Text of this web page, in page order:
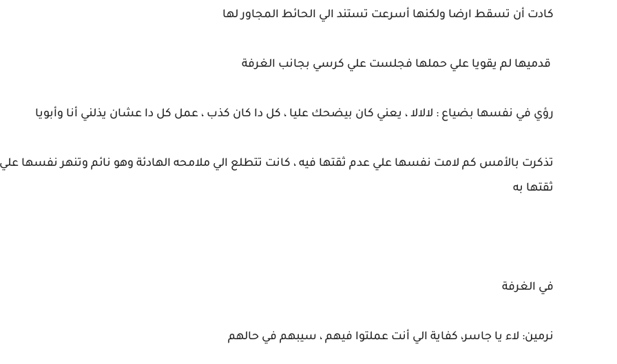
كادت أن تسقط ارضا ولكنها أسرعت تستند الي الحائط المجاور لها
قدميها لم يقويا علي حملها فجلست علي كرسي بجانب الغرفة
رؤي في نفسها بضياع : لالالا ، يعني كان بيضحك عليا ، كل دا كان كذب ، عمل كل دا عشان يذلني أنا وأبويا
تذكرت بالأمس كم لامت نفسها علي عدم ثقتها فيه ، كانت تتطلع الي ملامحه الهادئة وهو نائم وتنهر نفسها
ثقتها به
في الغرفة
نرمين: لاء يا جاسر، كفاية الي أنت عملتوا فيهم ، سيبهم في حالهم